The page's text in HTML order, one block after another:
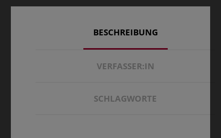
BESCHREIBUNG
VERFASSER:IN
SCHLAGWORTE